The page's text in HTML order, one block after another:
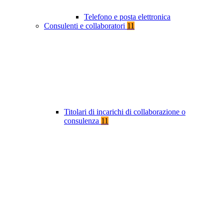
Telefono e posta elettronica
Consulenti e collaboratori 11
Titolari di incarichi di collaborazione o
consulenza 11